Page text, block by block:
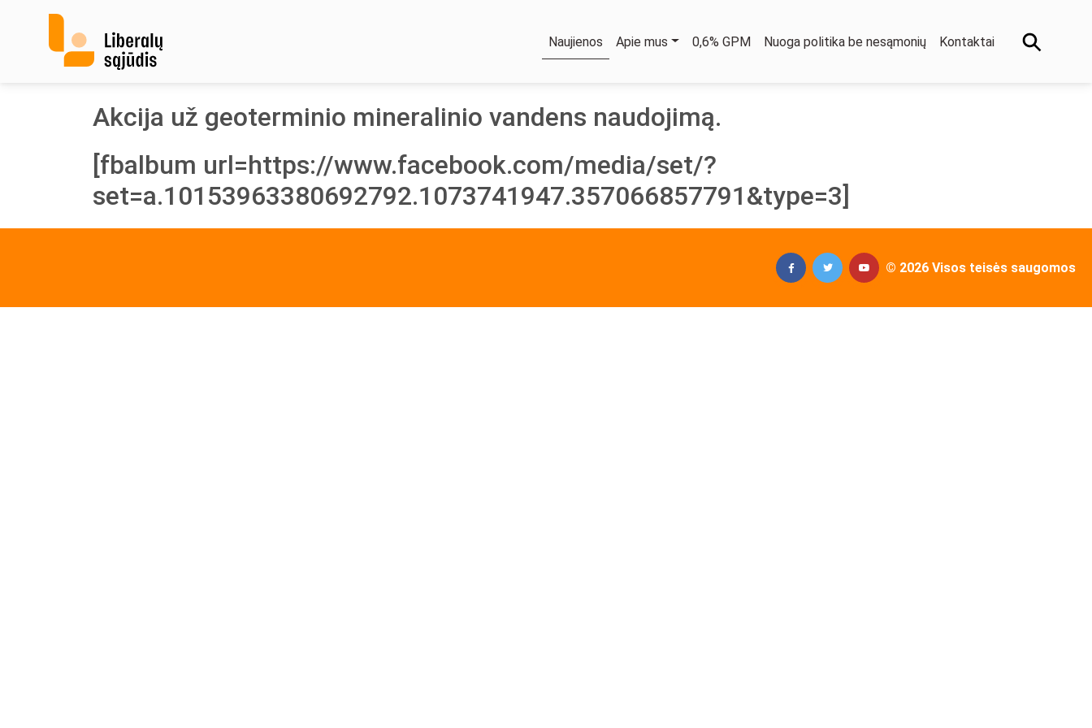
Naujienos Apie mus 0,6% GPM Nuoga politika be nesąmonių Kontaktai
Akcija už geoterminio mineralinio vandens naudojimą.
[fbalbum url=https://www.facebook.com/media/set/?
set=a.10153963380692792.1073741947.357066857791&type=3]
© 2026 Visos teisės saugomos